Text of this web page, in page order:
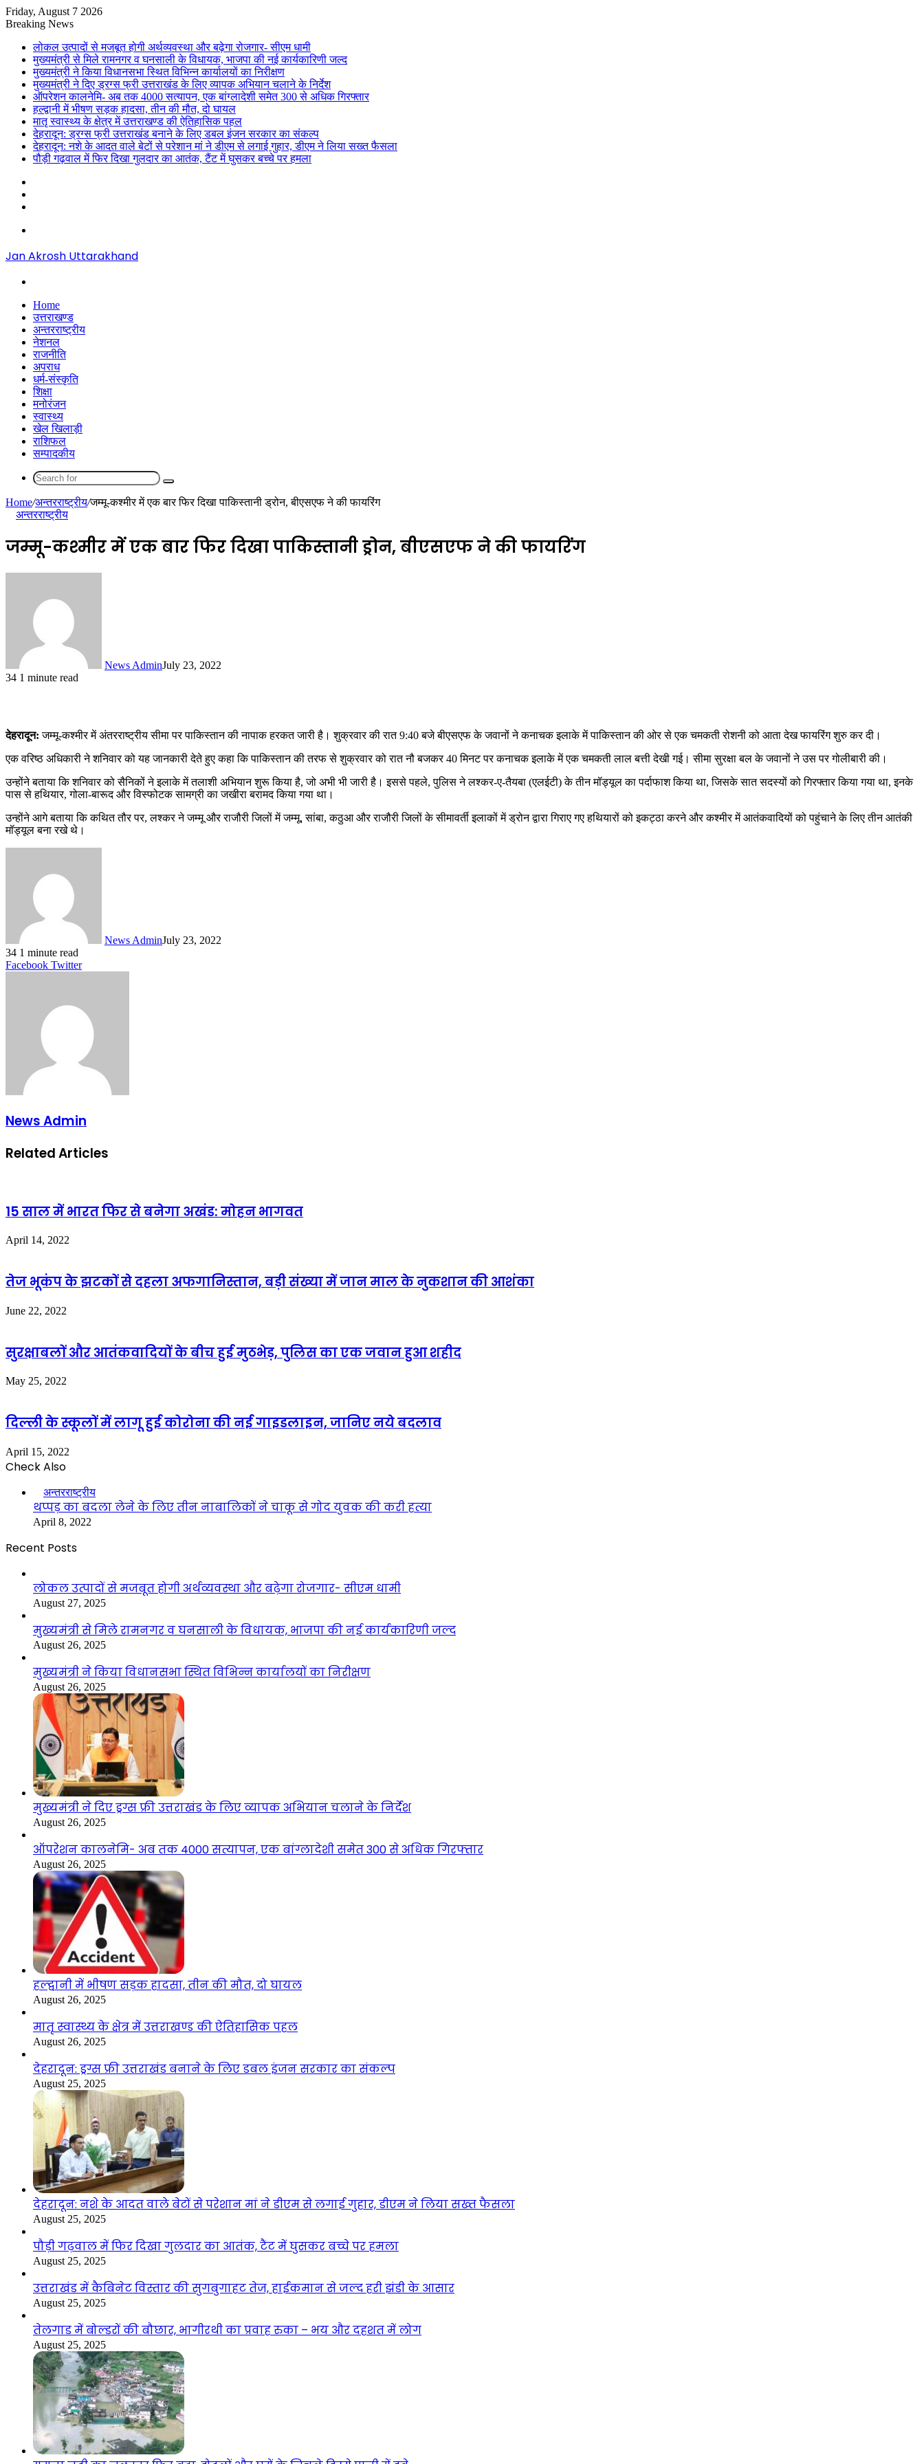
Friday, August 7 2026
Breaking News
लोकल उत्पादों से मजबूत होगी अर्थव्यवस्था और बढ़ेगा रोजगार- सीएम धामी
मुख्यमंत्री से मिले रामनगर व घनसाली के विधायक, भाजपा की नई कार्यकारिणी जल्द
मुख्यमंत्री ने किया विधानसभा स्थित विभिन्न कार्यालयों का निरीक्षण
मुख्यमंत्री ने दिए ड्रग्स फ्री उत्तराखंड के लिए व्यापक अभियान चलाने के निर्देश
ऑपरेशन कालनेमि- अब तक 4000 सत्यापन, एक बांग्लादेशी समेत 300 से अधिक गिरफ्तार
हल्द्वानी में भीषण सड़क हादसा, तीन की मौत, दो घायल
मातृ स्वास्थ्य के क्षेत्र में उत्तराखण्ड की ऐतिहासिक पहल
देहरादून: ड्रग्स फ्री उत्तराखंड बनाने के लिए डबल इंजन सरकार का संकल्प
देहरादून: नशे के आदत वाले बेटों से परेशान मां ने डीएम से लगाई गुहार, डीएम ने लिया सख्त फैसला
पौड़ी गढ़वाल में फिर दिखा गुलदार का आतंक, टैंट में घुसकर बच्चे पर हमला
Jan Akrosh Uttarakhand
Home
उत्तराखण्ड
अन्तरराष्ट्रीय
नेशनल
राजनीति
अपराध
धर्म-संस्कृति
शिक्षा
मनोरंजन
स्वास्थ्य
खेल खिलाड़ी
राशिफल
सम्पादकीय
Search
Home/अन्तरराष्ट्रीय/जम्मू-कश्मीर में एक बार फिर दिखा पाकिस्तानी ड्रोन, बीएसएफ ने की फायरिंग
अन्तरराष्ट्रीय
जम्मू-कश्मीर में एक बार फिर दिखा पाकिस्तानी ड्रोन, बीएसएफ ने की फायरिंग
News AdminJuly 23, 2022
34 1 minute read
देहरादून: जम्मू-कश्मीर में अंतरराष्ट्रीय सीमा पर पाकिस्तान की नापाक हरकत जारी है। शुक्रवार की रात 9:40 बजे बीएसएफ के जवानों ने कनाचक इलाके में पाकिस्तान की ओर से एक चमकती रोशनी को आता देख फायरिंग शुरु कर दी।
एक वरिष्ठ अधिकारी ने शनिवार को यह जानकारी देते हुए कहा कि पाकिस्तान की तरफ से शुक्रवार को रात नौ बजकर 40 मिनट पर कनाचक इलाके में एक चमकती लाल बत्ती देखी गई। सीमा सुरक्षा बल के जवानों ने उस पर गोलीबारी की।
उन्होंने बताया कि शनिवार को सैनिकों ने इलाके में तलाशी अभियान शुरू किया है, जो अभी भी जारी है। इससे पहले, पुलिस ने लश्कर-ए-तैयबा (एलईटी) के तीन मॉड्यूल का पर्दाफाश किया था, जिसके सात सदस्यों को गिरफ्तार किया गया था, इनके
पास से हथियार, गोला-बारूद और विस्फोटक सामग्री का जखीरा बरामद किया गया था।
उन्होंने आगे बताया कि कथित तौर पर, लश्कर ने जम्मू और राजौरी जिलों में जम्मू, सांबा, कठुआ और राजौरी जिलों के सीमावर्ती इलाकों में ड्रोन द्वारा गिराए गए हथियारों को इकट्ठा करने और कश्मीर में आतंकवादियों को पहुंचाने के लिए तीन आतंकी
मॉड्यूल बना रखे थे।
News AdminJuly 23, 2022
34 1 minute read
Facebook TwitterLinkedIn
Tumblr
Pinterest
Reddit
VKontakte
Share
Print
News Admin
Related Articles
15 साल में भारत फिर से बनेगा अखंड: मोहन भागवत
April 14, 2022
तेज भूकंप के झटकों से दहला अफगानिस्तान, बड़ी संख्या में जान माल के नुकशान की आशंका
June 22, 2022
सुरक्षाबलों और आतंकवादियों के बीच हुई मुठभेड़, पुलिस का एक जवान हुआ शहीद
May 25, 2022
दिल्ली के स्कूलों में लागू हुई कोरोना की नई गाइडलाइन, जानिए नये बदलाव
April 15, 2022
Check Also
अन्तरराष्ट्रीय
थप्पड़ का बदला लेने के लिए तीन नाबालिकों ने चाकू से गोद युवक की करी हत्या
April 8, 2022
Recent Posts
लोकल उत्पादों से मजबूत होगी अर्थव्यवस्था और बढ़ेगा रोजगार- सीएम धामी
August 27, 2025
मुख्यमंत्री से मिले रामनगर व घनसाली के विधायक, भाजपा की नई कार्यकारिणी जल्द
August 26, 2025
मुख्यमंत्री ने किया विधानसभा स्थित विभिन्न कार्यालयों का निरीक्षण
August 26, 2025
मुख्यमंत्री ने दिए ड्रग्स फ्री उत्तराखंड के लिए व्यापक अभियान चलाने के निर्देश
August 26, 2025
ऑपरेशन कालनेमि- अब तक 4000 सत्यापन, एक बांग्लादेशी समेत 300 से अधिक गिरफ्तार
August 26, 2025
हल्द्वानी में भीषण सड़क हादसा, तीन की मौत, दो घायल
August 26, 2025
मातृ स्वास्थ्य के क्षेत्र में उत्तराखण्ड की ऐतिहासिक पहल
August 26, 2025
देहरादून: ड्रग्स फ्री उत्तराखंड बनाने के लिए डबल इंजन सरकार का संकल्प
August 25, 2025
देहरादून: नशे के आदत वाले बेटों से परेशान मां ने डीएम से लगाई गुहार, डीएम ने लिया सख्त फैसला
August 25, 2025
पौड़ी गढ़वाल में फिर दिखा गुलदार का आतंक, टैंट में घुसकर बच्चे पर हमला
August 25, 2025
उत्तराखंड में कैबिनेट विस्तार की सुगबुगाहट तेज, हाईकमान से जल्द हरी झंडी के आसार
August 25, 2025
तेलगाड में बोल्डरों की बौछार, भागीरथी का प्रवाह रुका – भय और दहशत में लोग
August 25, 2025